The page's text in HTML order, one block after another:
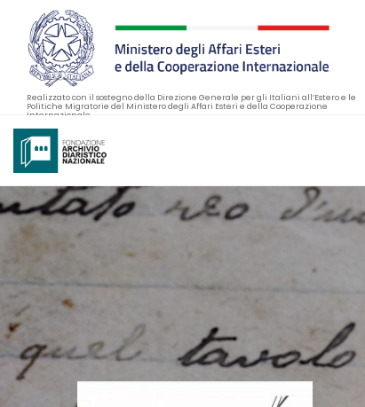
Realizzato con il sostegno della Direzione Generale per gli Italiani all’Estero e le
Politiche Migratorie del Ministero degli Affari Esteri e della Cooperazione
Internazionale